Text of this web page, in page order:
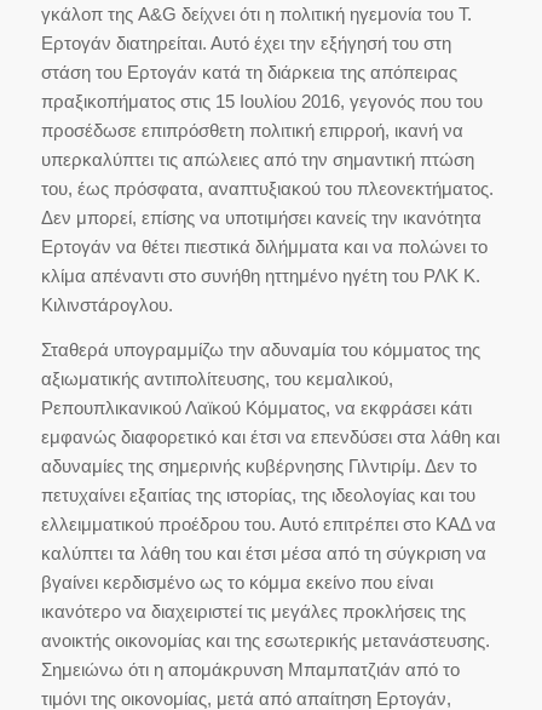
γκάλοπ της A&G δείχνει ότι η πολιτική ηγεμονία του Τ.
Ερτογάν διατηρείται. Αυτό έχει την εξήγησή του στη
στάση του Ερτογάν κατά τη διάρκεια της απόπειρας
πραξικοπήματος στις 15 Ιουλίου 2016, γεγονός που του
προσέδωσε επιπρόσθετη πολιτική επιρροή, ικανή να
υπερκαλύπτει τις απώλειες από την σημαντική πτώση
του, έως πρόσφατα, αναπτυξιακού του πλεονεκτήματος.
Δεν μπορεί, επίσης να υποτιμήσει κανείς την ικανότητα
Ερτογάν να θέτει πιεστικά διλήμματα και να πολώνει το
κλίμα απέναντι στο συνήθη ηττημένο ηγέτη του ΡΛΚ Κ.
Κιλινστάρογλου.
Σταθερά υπογραμμίζω την αδυναμία του κόμματος της
αξιωματικής αντιπολίτευσης, του κεμαλικού,
Ρεπουπλικανικού Λαϊκού Κόμματος, να εκφράσει κάτι
εμφανώς διαφορετικό και έτσι να επενδύσει στα λάθη και
αδυναμίες της σημερινής κυβέρνησης Γιλντιρίμ. Δεν το
πετυχαίνει εξαιτίας της ιστορίας, της ιδεολογίας και του
ελλειμματικού προέδρου του. Αυτό επιτρέπει στο ΚΑΔ να
καλύπτει τα λάθη του και έτσι μέσα από τη σύγκριση να
βγαίνει κερδισμένο ως το κόμμα εκείνο που είναι
ικανότερο να διαχειριστεί τις μεγάλες προκλήσεις της
ανοικτής οικονομίας και της εσωτερικής μετανάστευσης.
Σημειώνω ότι η απομάκρυνση Μπαμπατζιάν από το
τιμόνι της οικονομίας, μετά από απαίτηση Ερτογάν,